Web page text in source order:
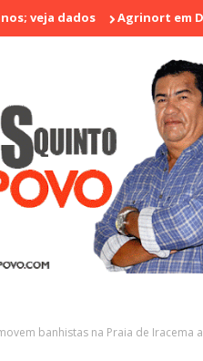
dados Agrinort em
banhistas na Praia de